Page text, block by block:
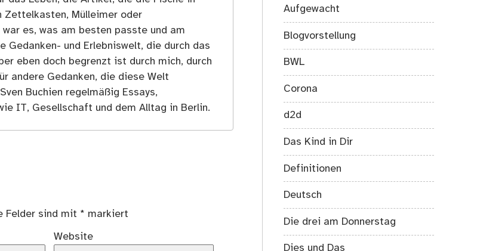
Zettelkasten, Mülleimer oder
es, was am besten passte und am
Gedanken- und Erlebniswelt, die durch das
eben doch begrenzt ist durch mich, durch
andere Gedanken, die diese Welt
Buchien regelmäßig Essays,
IT, Gesellschaft und dem Alltag in Berlin.
Felder sind mit * markiert
Website
Aufgewacht
Blogvorstellung
BWL
Corona
d2d
Das Kind in Dir
Definitionen
Deutsch
Die drei am Donnerstag
Dies und Das